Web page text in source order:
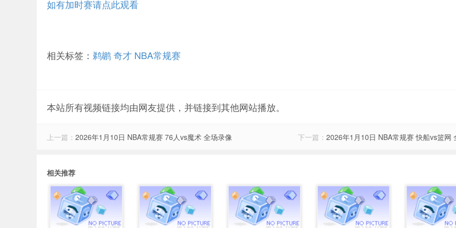
如有加时赛请点此观看
相关标签： 鹈鹕奇才 NBA常规赛
本站所有视频链接均由网友提供，并链接到其他网站播放。
上一篇： 2026年1月10日 NBA常规赛 76人vs魔术 全场录像 下一篇： 2026年1月10日 NBA常规赛 快船vs篮网
相关推荐